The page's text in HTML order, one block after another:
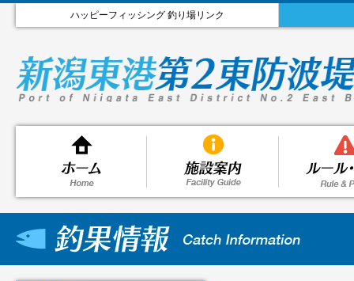
ハッピーフィッシング 釣り場リンク